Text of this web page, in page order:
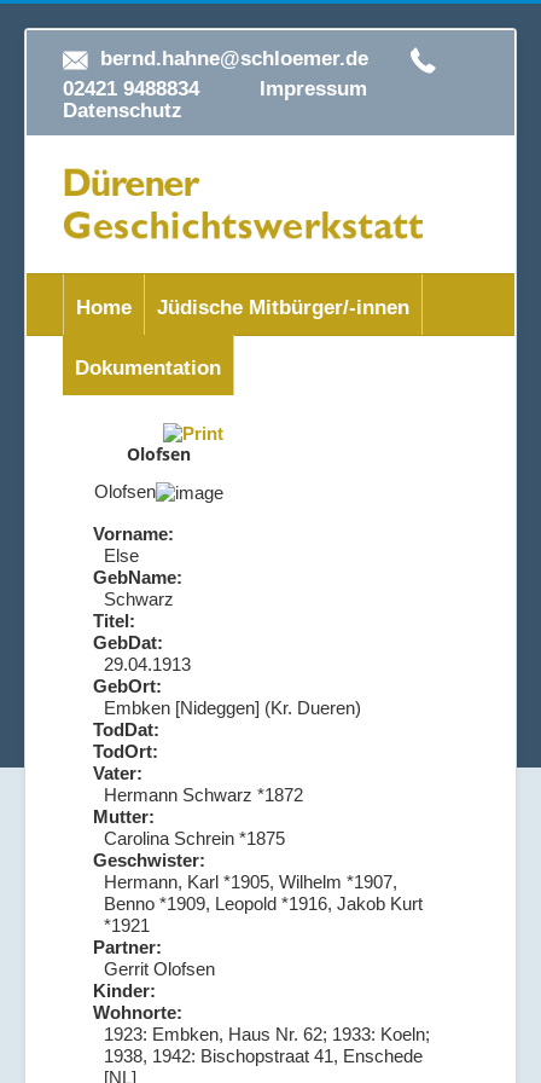
bernd.hahne@schloemer.de
02421 9488834 Impressum
Datenschutz
Home Jüdische Mitbürger/-innen
Dokumentation
Olofsen
Olofsen
Vorname:
Else
GebName:
Schwarz
Titel:
GebDat:
29.04.1913
GebOrt:
Embken [Nideggen] (Kr. Dueren)
TodDat:
TodOrt:
Vater:
Hermann Schwarz *1872
Mutter:
Carolina Schrein *1875
Geschwister:
Hermann, Karl *1905, Wilhelm *1907,
Benno *1909, Leopold *1916, Jakob Kurt
*1921
Partner:
Gerrit Olofsen
Kinder:
Wohnorte:
1923: Embken, Haus Nr. 62; 1933: Koeln;
1938, 1942: Bischopstraat 41, Enschede
[NL]